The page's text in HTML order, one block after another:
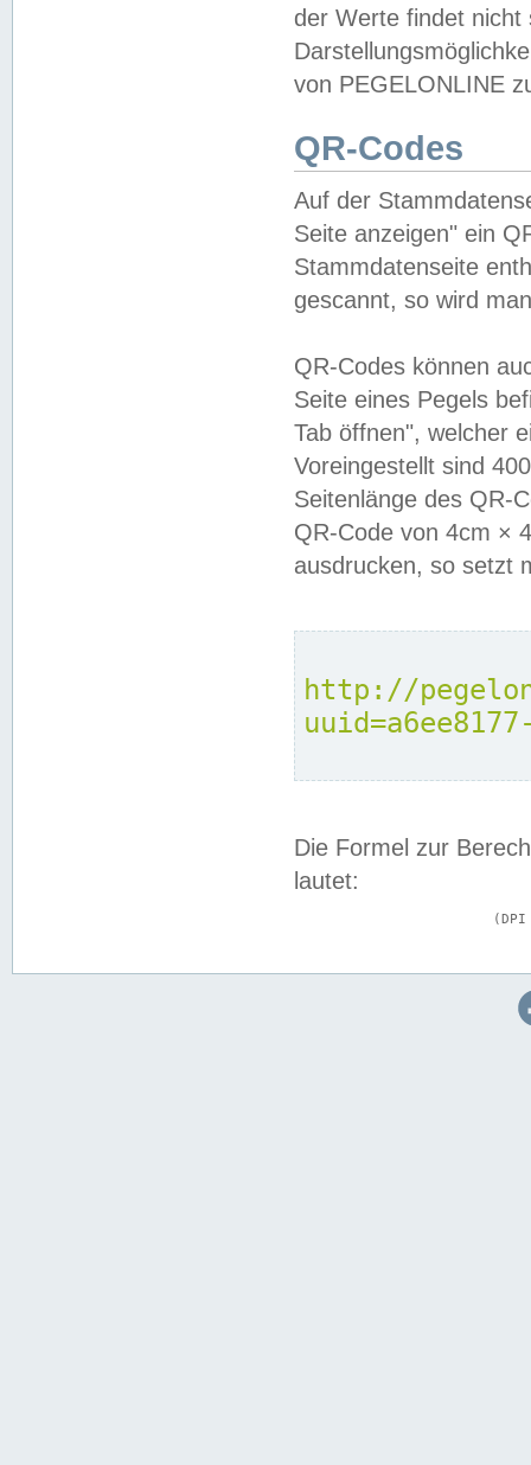
der Werte findet
von PEGELONLINE
QR-Codes
Auf der
Seite anzeigen" ein
Stammdatenseite
gescannt, so wird
QR-Codes können
Seite eines Pegels
Tab öffnen", welcher
Voreingestellt sind
Seitenlänge des QR-
QR-Code von 4cm ×
ausdrucken, so setzt
http://
Die Formel zur
lautet: